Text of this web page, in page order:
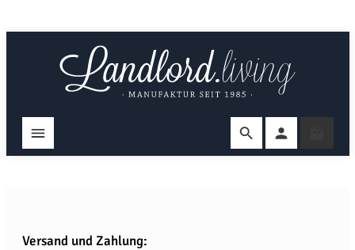
Versand und Zahlung: